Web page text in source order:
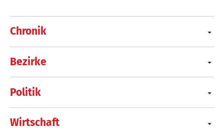
Chronik
Bezirke
Politik
Wirtschaft